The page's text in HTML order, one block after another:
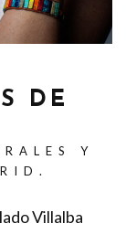
DE
Y
Villalba